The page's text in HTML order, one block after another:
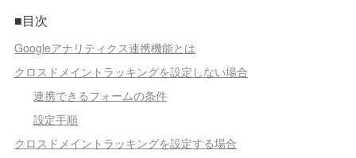
■目次
Googleアナリティクス連携機能とは
クロスドメイントラッキングを設定しない場合
連携できるフォームの条件
設定手順
クロスドメイントラッキングを設定する場合